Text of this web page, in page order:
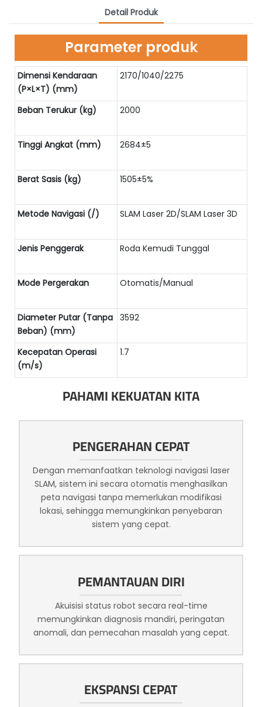
Detail Produk
Parameter produk
Dimensi Kendaraan
(P×L×T) (mm)
2170/1040/2275
Beban Terukur (kg) 2000
Tinggi Angkat (mm) 2684±5
Berat Sasis (kg) 1505±5%
Metode Navigasi (/) SLAM Laser 2D/SLAM Laser 3D
Jenis Penggerak Roda Kemudi Tunggal
Mode Pergerakan Otomatis/Manual
Diameter Putar (Tanpa
Beban) (mm)
3592
Kecepatan Operasi
(m/s)
1.7
PAHAMI KEKUATAN KITA
PENGERAHAN CEPAT
Dengan memanfaatkan teknologi navigasi laser
SLAM, sistem ini secara otomatis menghasilkan
peta navigasi tanpa memerlukan modifikasi
lokasi, sehingga memungkinkan penyebaran
sistem yang cepat.
PEMANTAUAN DIRI
Akuisisi status robot secara real-time
memungkinkan diagnosis mandiri, peringatan
anomali, dan pemecahan masalah yang cepat.
EKSPANSI CEPAT